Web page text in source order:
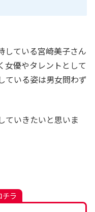
している宮崎美子さん
女優やタレントとして
ている姿は男女問わず
ていきたいと思いま
チラ